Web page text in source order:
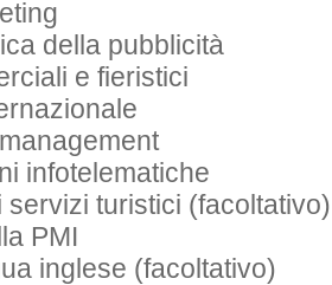
della pubblicità
e fieristici
infotelematiche
servizi turistici (facoltativo)
PMI
inglese (facoltativo)